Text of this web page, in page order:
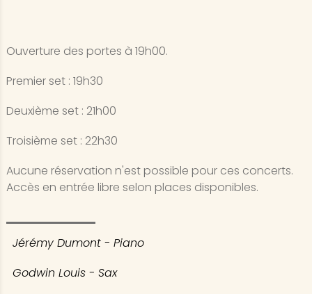
Ouverture des portes à 19h00.
Premier set : 19h30
Deuxième set : 21h00
Troisième set : 22h30
Aucune réservation n'est possible pour ces concerts.
Accès en entrée libre selon places disponibles.
Jérémy Dumont - Piano
Godwin Louis - Sax